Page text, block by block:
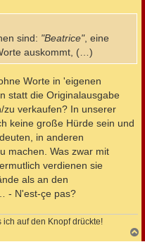
sind: "Beatrice", eine
auskommt, (…)
Worte in 'eigenen
statt die Originalausgabe
verkaufen? In unserer
keine große Hürde sein und
in anderen
machen. Was zwar mit
verdienen sie
als an den
- N'est-çe pas?
auf den Knopf drückte!